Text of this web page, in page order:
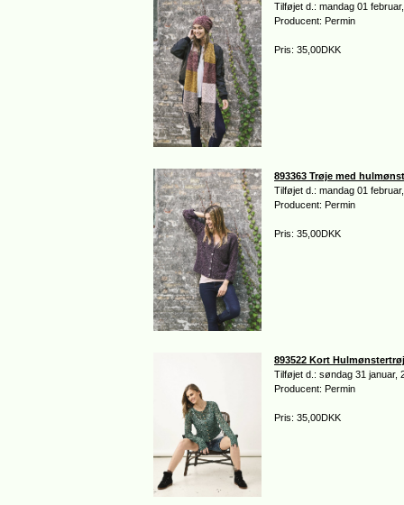
Tilføjet d.: mandag 01
Producent: Permin
Pris: 35,00DKK
893363 Trøje med
Tilføjet d.: mandag 01
Producent: Permin
Pris: 35,00DKK
893522 Kort
Tilføjet d.: søndag 31 januar,
Producent: Permin
Pris: 35,00DKK